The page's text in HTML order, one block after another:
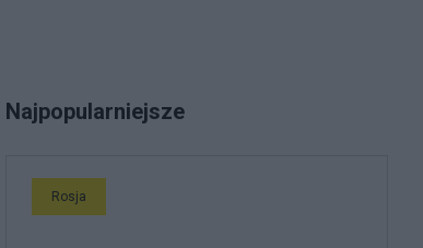
Najpopularniejsze
Rosja